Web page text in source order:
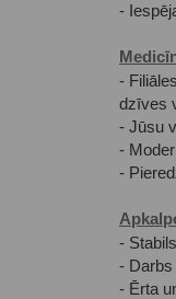
-
-
dzīves
- Jūsu
-
-
-
- Darbs
- Ērta